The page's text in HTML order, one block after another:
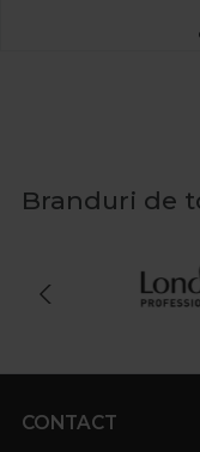
Branduri de
CONTACT